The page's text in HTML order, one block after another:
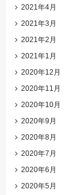
2021年4月
2021年3月
2021年2月
2021年1月
2020年12月
2020年11月
2020年10月
2020年9月
2020年8月
2020年7月
2020年6月
2020年5月